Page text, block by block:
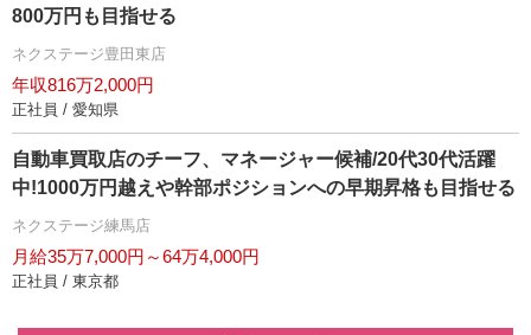
800万円も目指せる
ネクステージ豊田東店
年収816万2,000円
正社員 / 愛知県
自動車買取店のチーフ、マネージャー候補/20代30代活躍
中!1000万円越えや幹部ポジションへの早期昇格も目指せる
ネクステージ練馬店
月給35万7,000円～64万4,000円
正社員 / 東京都